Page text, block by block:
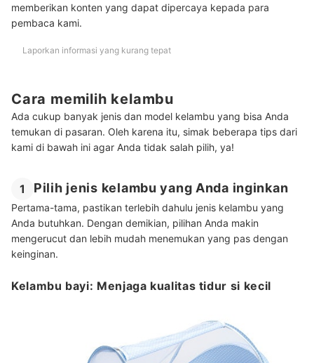
memberikan konten yang dapat dipercaya kepada para
pembaca kami.
Laporkan informasi yang kurang tepat
Cara memilih kelambu
Ada cukup banyak jenis dan model kelambu yang bisa Anda
temukan di pasaran. Oleh karena itu, simak beberapa tips dari
kami di bawah ini agar Anda tidak salah pilih, ya!
1 Pilih jenis kelambu yang Anda inginkan
Pertama-tama, pastikan terlebih dahulu jenis kelambu yang
Anda butuhkan. Dengan demikian, pilihan Anda makin
mengerucut dan lebih mudah menemukan yang pas dengan
keinginan.
Kelambu bayi: Menjaga kualitas tidur si kecil